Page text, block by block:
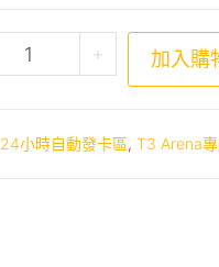
T3 Arena專屬卡490點
+ 加入購
24小時自動發卡區,T3 Arena